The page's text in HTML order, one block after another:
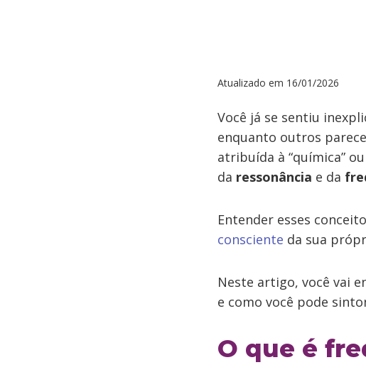
Atualizado em 16/01/2026
Você já se sentiu
enquanto outros
atribuída à “química”
da ressonância e da
Entender esses
consciente da sua
Neste artigo, você vai
e como você pode
O que é